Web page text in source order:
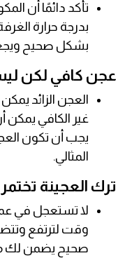
تأكد دائمًا أن
بدرجة حرارة
بشكل صحيح
عجن كافي لكن
العجن الزائد
غير الكافي يمكن
يجب أن تكون
المثالي.
ترك العجينة
لا تستعجل في
وقت لترتفع
صحيح يضمن لك